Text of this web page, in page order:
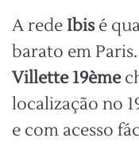
A redeIbisé
barato em
Villette 19ème
localização no
e com acesso